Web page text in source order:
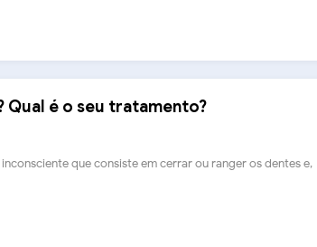
Qual é o seu tratamento?
que consiste em cerrar ou ranger os dentes e,